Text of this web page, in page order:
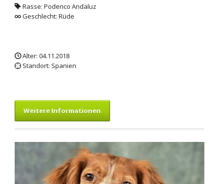
Rasse: Podenco Andaluz
Geschlecht: Rüde
Alter: 04.11.2018
Standort: Spanien
Weitere Informationen